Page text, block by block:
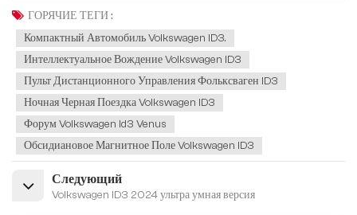
ГОРЯЧИЕ ТЕГИ :
Компактный Автомобиль Volkswagen ID3.
Интеллектуальное Вождение Volkswagen ID3
Пульт Дистанционного Управления Фольксваген ID3
Ночная Черная Поездка Volkswagen ID3
Форум Volkswagen Id3 Venus
Обсидиановое Магнитное Поле Volkswagen ID3
Следующий
Volkswagen ID3 2024 ультра умная версия